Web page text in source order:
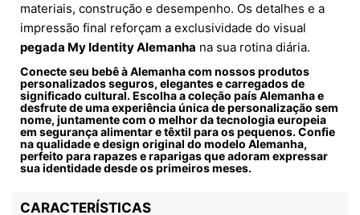
materiais, construção e desempenho. Os detalhes e a
impressão final reforçam a exclusividade do visual
pegada My Identity Alemanha na sua rotina diária.
Conecte seu bebê à Alemanha com nossos produtos
personalizados seguros, elegantes e carregados de
significado cultural. Escolha a coleção país Alemanha e
desfrute de uma experiência única de personalização sem
nome, juntamente com o melhor da tecnologia europeia
em segurança alimentar e têxtil para os pequenos. Confie
na qualidade e design original do modelo Alemanha,
perfeito para rapazes e raparigas que adoram expressar
sua identidade desde os primeiros meses.
CARACTERÍSTICAS